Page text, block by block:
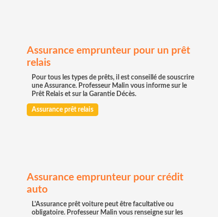
Assurance emprunteur pour un prêt
relais
Pour tous les types de prêts, il est conseillé de souscrire
une Assurance. Professeur Malin vous informe sur le
Prêt Relais et sur la Garantie Décès.
Assurance prêt relais
Assurance emprunteur pour crédit
auto
L'Assurance prêt voiture peut être facultative ou
obligatoire. Professeur Malin vous renseigne sur les